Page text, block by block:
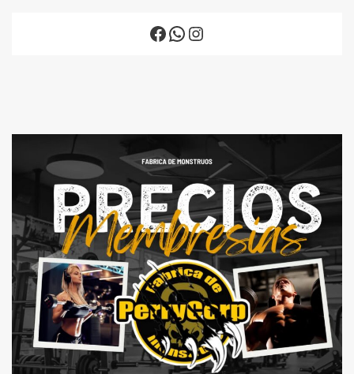
Facebook
WhatsApp
Instagram